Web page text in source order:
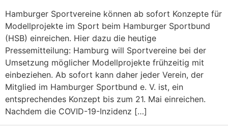
Hamburger Sportvereine können ab sofort Konzepte für
Modellprojekte im Sport beim Hamburger Sportbund
(HSB) einreichen. Hier dazu die heutige
Pressemitteilung: Hamburg will Sportvereine bei der
Umsetzung möglicher Modellprojekte frühzeitig mit
einbeziehen. Ab sofort kann daher jeder Verein, der
Mitglied im Hamburger Sportbund e. V. ist, ein
entsprechendes Konzept bis zum 21. Mai einreichen.
Nachdem die COVID-19-Inzidenz […]